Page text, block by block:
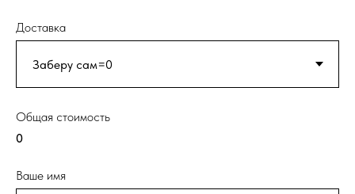
Доставка
Общая стоимость
0
Ваше имя